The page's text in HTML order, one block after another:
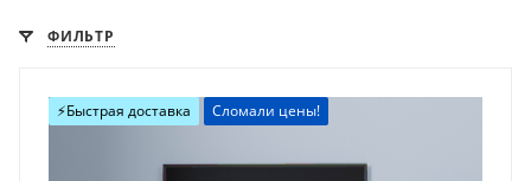
ФИЛЬТР
⚡️Быстрая доставка Сломали цены!